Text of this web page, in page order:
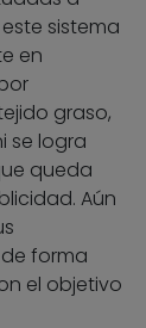
sistema
en
graso,
se logra
queda
Aún
forma
el objetivo